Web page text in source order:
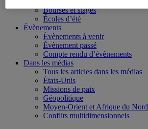
Bourses et stages
Écoles d’été
Évènements
Évènements à venir
Évènement passé
Compte rendu d’évènements
Dans les médias
Tous les articles dans les médias
États-Unis
Missions de paix
Géopolitique
Moyen-Orient et Afrique du Nord
Conflits multidimensionnels